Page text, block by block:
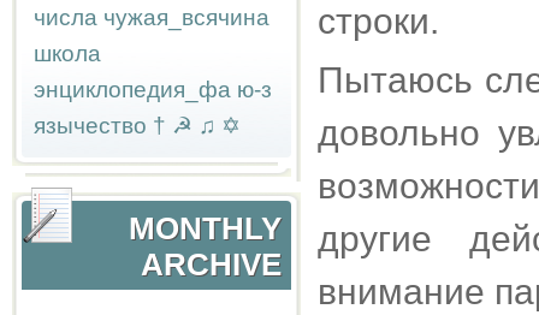
числа чужая_всячина
школа
энциклопедия_фа ю-з
язычество † ☭ ♫ ✡
MONTHLY
ARCHIVE
строки.
Пытаюсь
довольно
другие
внимание